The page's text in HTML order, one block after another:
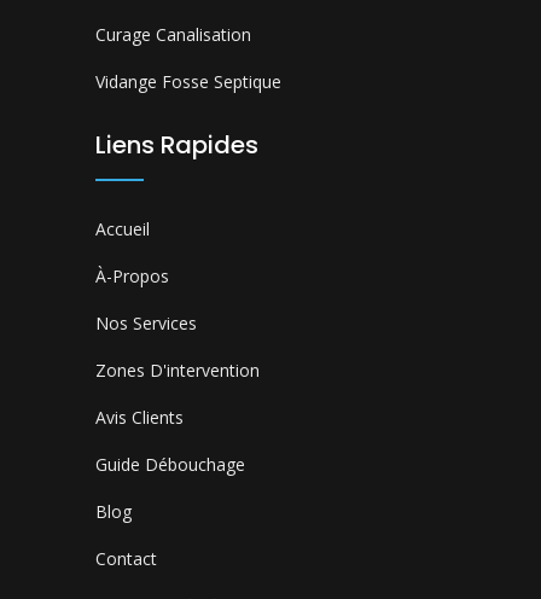
Curage Canalisation
Vidange Fosse Septique
Liens Rapides
Accueil
À-Propos
Nos Services
Zones D'intervention
Avis Clients
Guide Débouchage
Blog
Contact